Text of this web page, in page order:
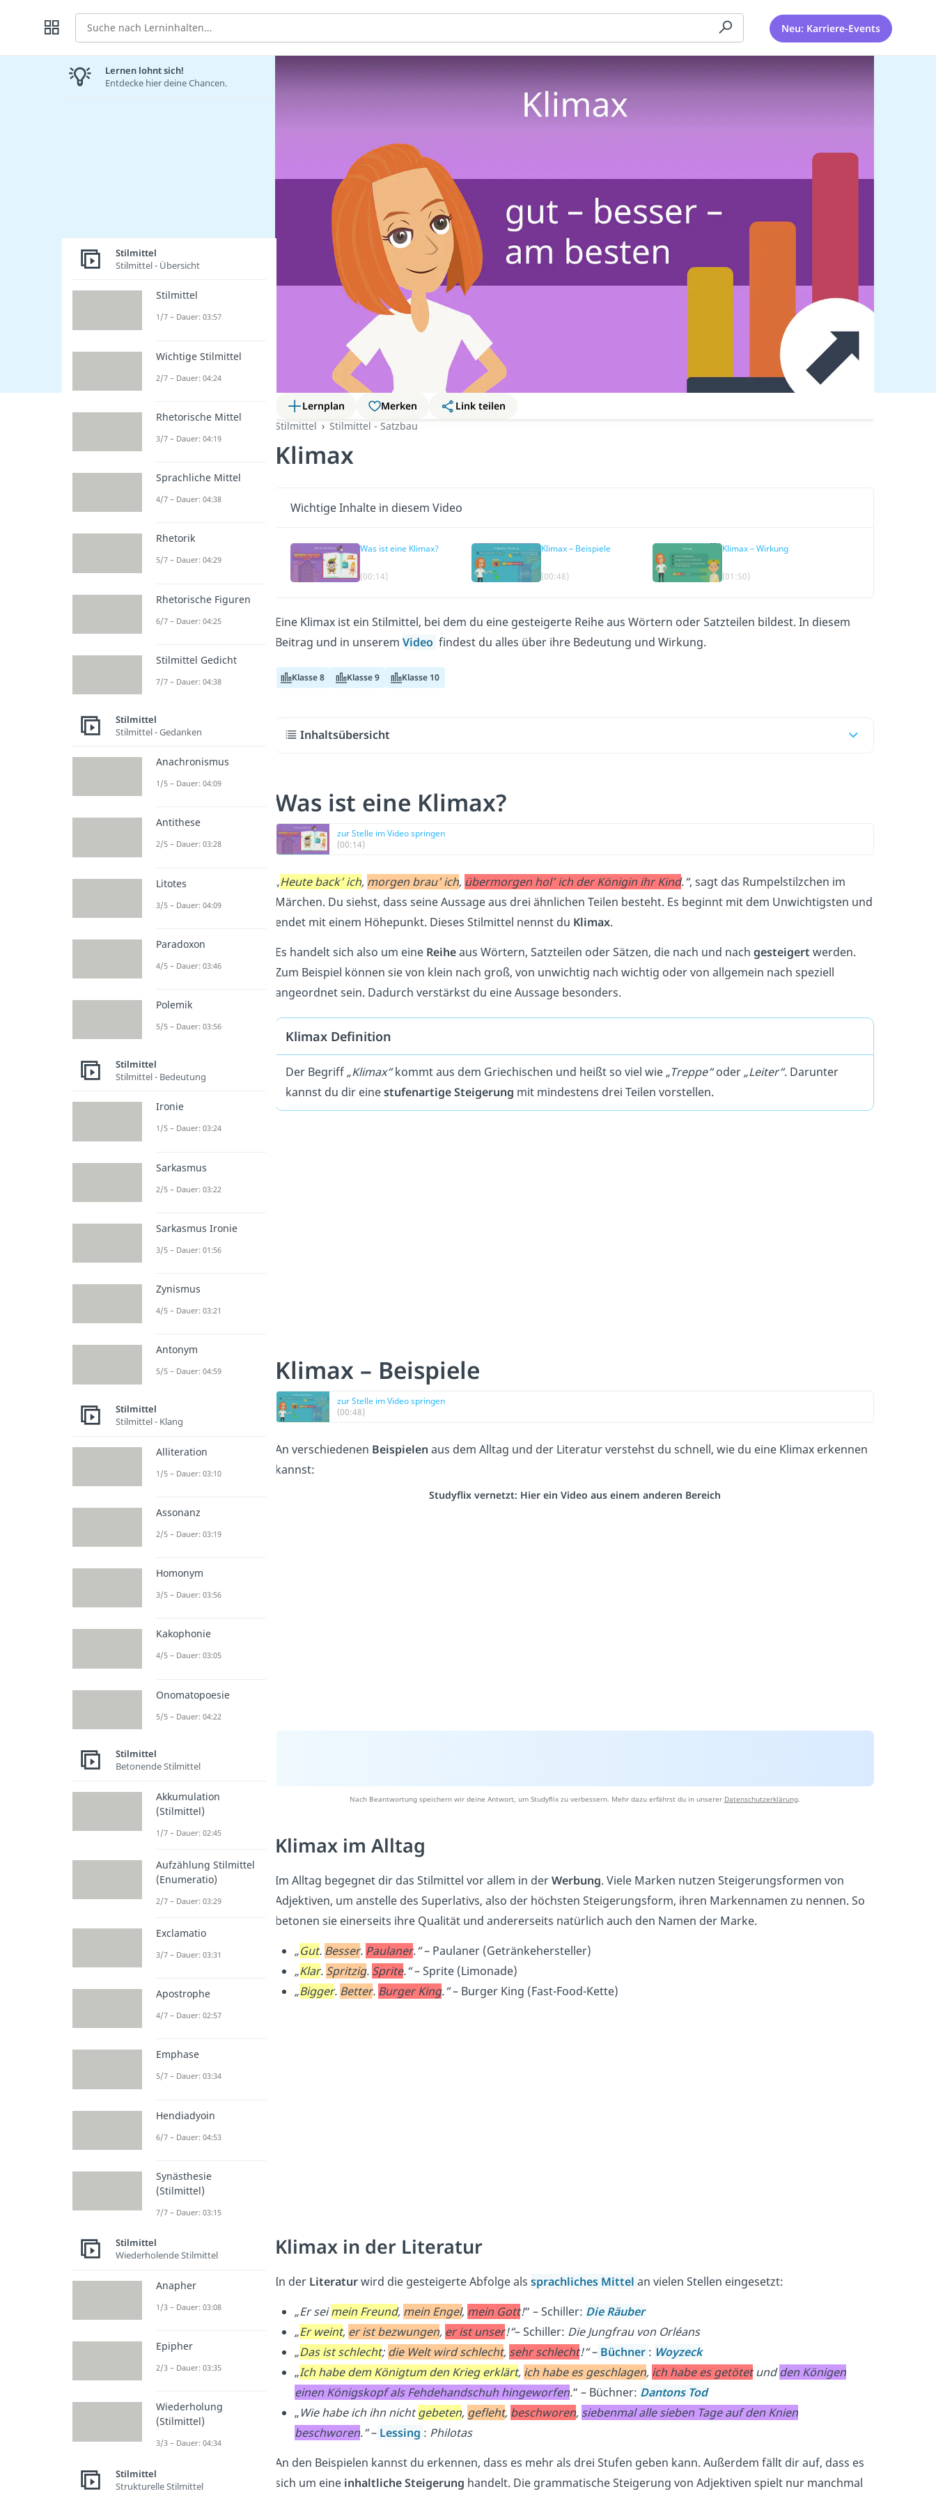
Suche Neu: Karriere-Events
Lernplan Merken
Link teilen
Stilmittel
Stilmittel - Satzbau
Klimax
Wichtige Inhalte in diesem Video
Was ist eine Klimax?
(00:14)
Klimax – Beispiele
(00:48)
Klimax – Wirkung
(01:50)
Eine Klimax ist ein Stilmittel, bei dem du eine gesteigerte Reihe aus Wörtern oder Satzteilen bildest. In diesem
Beitrag und in unserem Video findest du alles über ihre Bedeutung und Wirkung.
Klasse 8 Klasse 9 Klasse 10
Inhaltsübersicht
Was ist eine Klimax?
zur Stelle im Video springen
(00:14)
„Heute back’ ich, morgen brau’ ich, übermorgen hol’ ich der Königin ihr Kind.“, sagt das Rumpelstilzchen im
Märchen. Du siehst, dass seine Aussage aus drei ähnlichen Teilen besteht. Es beginnt mit dem Unwichtigsten und
endet mit einem Höhepunkt. Dieses Stilmittel nennst du Klimax.
Es handelt sich also um eine Reiheaus Wörtern, Satzteilen oder Sätzen, die nach und nach gesteigert werden.
Zum Beispiel können sie von klein nach groß, von unwichtig nach wichtig oder von allgemein nach speziell
angeordnet sein. Dadurch verstärkst du eine Aussage besonders.
Klimax Definition
Der Begriff„Klimax“kommt aus dem Griechischen und heißt so viel wie„Treppe“oder„Leiter“. Darunter
kannst du dir einestufenartige Steigerung mit mindestens drei Teilen vorstellen.
Klimax – Beispiele
zur Stelle im Video springen
(00:48)
An verschiedenen Beispielen aus dem Alltag und der Literatur verstehst du schnell, wie du eine Klimax erkennen
kannst:
Studyflix vernetzt: Hier ein Video aus einem anderen Bereich
Nach Beantwortung speichern wir deine Antwort, um Studyflix zu verbessern. Mehr dazu erfährst du in unserer Datenschutzerklärung.
Klimax im Alltag
Im Alltag begegnet dir das Stilmittel vor allem in derWerbung. Viele Marken nutzen Steigerungsformen von
Adjektiven, um anstelle des Superlativs, also der höchsten Steigerungsform, ihren Markennamen zu nennen. So
betonen sie einerseits ihre Qualität und andererseits natürlich auch den Namen der Marke.
„Gut. Besser. Paulaner.“– Paulaner (Getränkehersteller)
„Klar. Spritzig. Sprite.“– Sprite (Limonade)
„Bigger. Better. Burger King.“– Burger King (Fast-Food-Kette)
Klimax in der Literatur
In der Literaturwird die gesteigerte Abfolge als sprachliches Mittel an vielen Stellen eingesetzt:
„Er seimein Freund, mein Engel, mein Gott!“ – Schiller: Die Räuber
„Er weint, er ist bezwungen, er ist unser!“– Schiller: Die Jungfrau von Orléans
„Das ist schlecht;die Welt wird schlecht, sehr schlecht!“– Büchner : Woyzeck
„Ich habe dem Königtum den Krieg erklärt, ich habe es geschlagen, ich habe es getötetundden Königen
einen Königskopf als Fehdehandschuh hingeworfen.“ – Büchner: Dantons Tod
„Wie habe ich ihn nichtgebeten, gefleht, beschworen, siebenmal alle sieben Tage auf den Knien
beschworen.“– Lessing : Philotas
An den Beispielen kannst du erkennen, dass es mehr als drei Stufen geben kann. Außerdem fällt dir auf, dass es
sich um eine inhaltliche Steigerung handelt. Die grammatische Steigerung von Adjektiven spielt nur manchmal
Lernen lohnt sich!
Entdecke hier deine Chancen.
Stilmittel
Stilmittel - Übersicht
Stilmittel
1/7 – Dauer: 03:57
Wichtige Stilmittel
2/7 – Dauer: 04:24
Rhetorische Mittel
3/7 – Dauer: 04:19
Sprachliche Mittel
4/7 – Dauer: 04:38
Rhetorik
5/7 – Dauer: 04:29
Rhetorische Figuren
6/7 – Dauer: 04:25
Stilmittel Gedicht
7/7 – Dauer: 04:38
Stilmittel
Stilmittel - Gedanken
Anachronismus
1/5 – Dauer: 04:09
Antithese
2/5 – Dauer: 03:28
Litotes
3/5 – Dauer: 04:09
Paradoxon
4/5 – Dauer: 03:46
Polemik
5/5 – Dauer: 03:56
Stilmittel
Stilmittel - Bedeutung
Ironie
1/5 – Dauer: 03:24
Sarkasmus
2/5 – Dauer: 03:22
Sarkasmus Ironie
3/5 – Dauer: 01:56
Zynismus
4/5 – Dauer: 03:21
Antonym
5/5 – Dauer: 04:59
Stilmittel
Stilmittel - Klang
Alliteration
1/5 – Dauer: 03:10
Assonanz
2/5 – Dauer: 03:19
Homonym
3/5 – Dauer: 03:56
Kakophonie
4/5 – Dauer: 03:05
Onomatopoesie
5/5 – Dauer: 04:22
Stilmittel
Betonende Stilmittel
Akkumulation
(Stilmittel)
1/7 – Dauer: 02:45
Aufzählung Stilmittel
(Enumeratio)
2/7 – Dauer: 03:29
Exclamatio
3/7 – Dauer: 03:31
Apostrophe
4/7 – Dauer: 02:57
Emphase
5/7 – Dauer: 03:34
Hendiadyoin
6/7 – Dauer: 04:53
Synästhesie
(Stilmittel)
7/7 – Dauer: 03:15
Stilmittel
Wiederholende Stilmittel
Anapher
1/3 – Dauer: 03:08
Epipher
2/3 – Dauer: 03:35
Wiederholung
(Stilmittel)
3/3 – Dauer: 04:34
Stilmittel
Strukturelle Stilmittel